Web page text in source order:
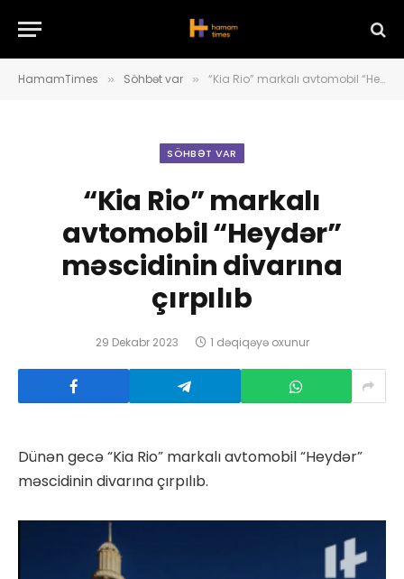
HamamTimes » Söhbət var » “Kia Rio” markalı avtomobil “Heydər” məscidinin divarına çırpılıb
SÖHBƏT VAR
“Kia Rio” markalı
avtomobil “Heydər”
məscidinin divarına
çırpılıb
29 Dekabr 2023 1 dəqiqəyə oxunur
Dünən gecə “Kia Rio” markalı avtomobil “Heydər”
məscidinin divarına çırpılıb.